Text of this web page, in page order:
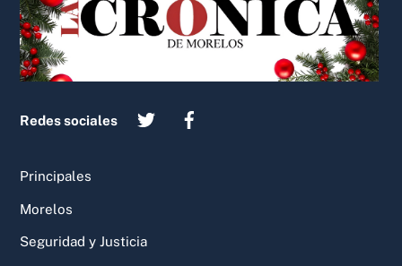
Redes sociales
Principales
Morelos
Seguridad y Justicia